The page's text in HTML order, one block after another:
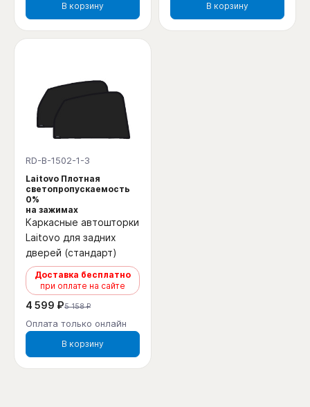
В корзину В корзину
RD-B-1502-1-3
Laitovo Плотная
светопропускаемость
0%
на зажимах
Каркасные автошторки
Laitovo для задних
дверей (стандарт)
Доставка бесплатно
при оплате на сайте
4 599 ₽5 158 ₽
Оплата только онлайн
В корзину